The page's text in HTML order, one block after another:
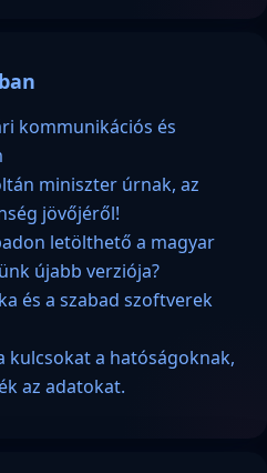
kommunikációs és
miniszter úrnak, az
jövőjéről!
letölthető a magyar
újabb verziója?
és a szabad szoftverek
kulcsokat a hatóságoknak,
az adatokat.